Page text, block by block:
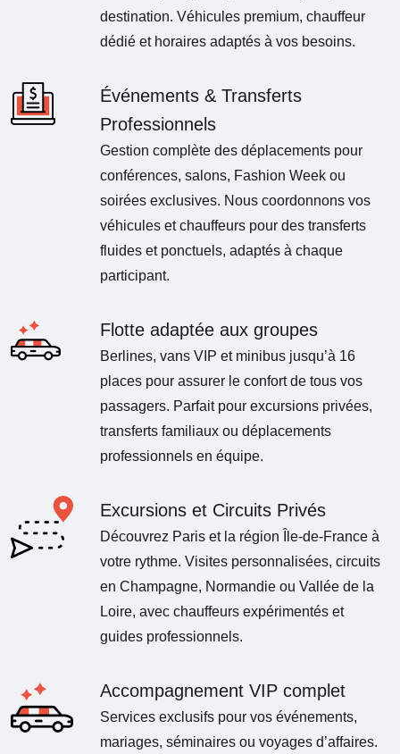
destination. Véhicules premium, chauffeur
dédié et horaires adaptés à vos besoins.
Événements & Transferts
Professionnels
Gestion complète des déplacements pour
conférences, salons, Fashion Week ou
soirées exclusives. Nous coordonnons vos
véhicules et chauffeurs pour des transferts
fluides et ponctuels, adaptés à chaque
participant.
Flotte adaptée aux groupes
Berlines, vans VIP et minibus jusqu’à 16
places pour assurer le confort de tous vos
passagers. Parfait pour excursions privées,
transferts familiaux ou déplacements
professionnels en équipe.
Excursions et Circuits Privés
Découvrez Paris et la région Île-de-France à
votre rythme. Visites personnalisées, circuits
en Champagne, Normandie ou Vallée de la
Loire, avec chauffeurs expérimentés et
guides professionnels.
Accompagnement VIP complet
Services exclusifs pour vos événements,
mariages, séminaires ou voyages d’affaires.